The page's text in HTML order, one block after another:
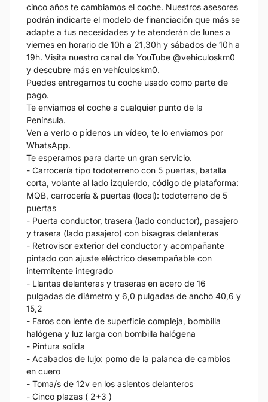
cinco años te cambiamos el coche. Nuestros asesores
podrán indicarte el modelo de financiación que más se
adapte a tus necesidades y te atenderán de lunes a
viernes en horario de 10h a 21,30h y sábados de 10h a
19h. Visita nuestro canal de YouTube @vehiculoskm0
y descubre más en vehículoskm0.
Puedes entregarnos tu coche usado como parte de
pago.
Te enviamos el coche a cualquier punto de la
Península.
Ven a verlo o pídenos un vídeo, te lo enviamos por
WhatsApp.
Te esperamos para darte un gran servicio.
- Carrocería tipo todoterreno con 5 puertas, batalla
corta, volante al lado izquierdo, código de plataforma:
MQB, carrocería & puertas (local): todoterreno de 5
puertas
- Puerta conductor, trasera (lado conductor), pasajero
y trasera (lado pasajero) con bisagras delanteras
- Retrovisor exterior del conductor y acompañante
pintado con ajuste eléctrico desempañable con
intermitente integrado
- Llantas delanteras y traseras en acero de 16
pulgadas de diámetro y 6,0 pulgadas de ancho 40,6 y
15,2
- Faros con lente de superficie compleja, bombilla
halógena y luz larga con bombilla halógena
- Pintura solida
- Acabados de lujo: pomo de la palanca de cambios
en cuero
- Toma/s de 12v en los asientos delanteros
- Cinco plazas ( 2+3 )